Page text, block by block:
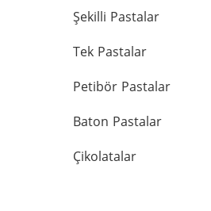
Şekilli Pastalar
Tek Pastalar
Petibör Pastalar
Baton Pastalar
Çikolatalar